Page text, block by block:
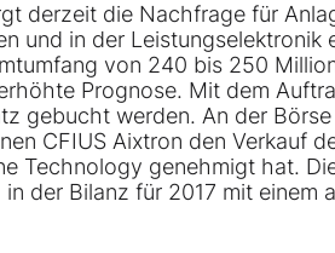
derzeit die Nachfrage für
und in der
von 240 bis 250
Prognose. Mit dem
gebucht werden. An der
CFIUS Aixtron den Verkauf
Technology genehmigt hat.
der Bilanz für 2017 mit einem